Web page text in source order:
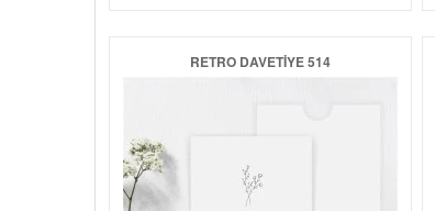
RETRO DAVETIYE 514